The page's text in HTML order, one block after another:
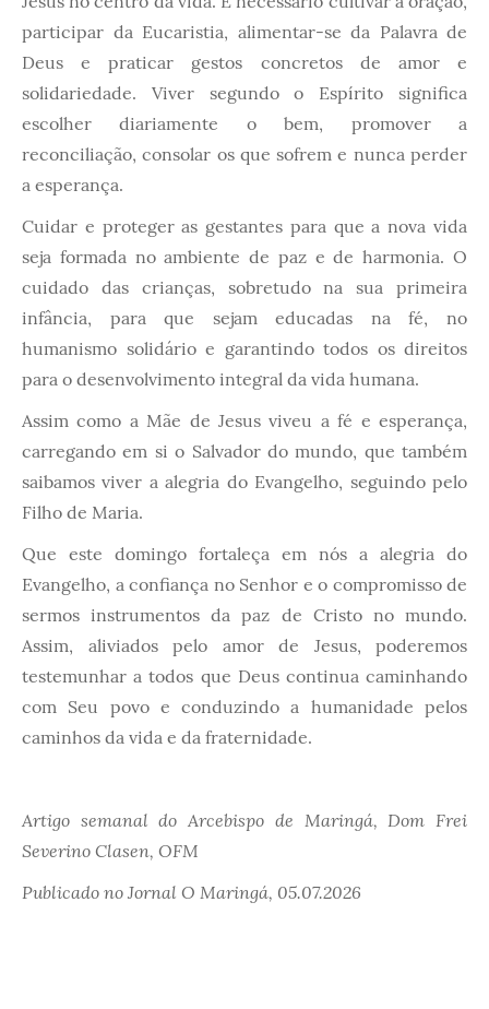
participar da Eucaristia, alimentar-se da Palavra de
Deus e praticar gestos concretos de amor e
solidariedade. Viver segundo o Espírito significa
escolher diariamente o bem, promover a
reconciliação, consolar os que sofrem e nunca perder
a esperança.
Cuidar e proteger as gestantes para que a nova vida
seja formada no ambiente de paz e de harmonia. O
cuidado das crianças, sobretudo na sua primeira
infância, para que sejam educadas na fé, no
humanismo solidário e garantindo todos os direitos
para o desenvolvimento integral da vida humana.
Assim como a Mãe de Jesus viveu a fé e esperança,
carregando em si o Salvador do mundo, que também
saibamos viver a alegria do Evangelho, seguindo pelo
Filho de Maria.
Que este domingo fortaleça em nós a alegria do
Evangelho, a confiança no Senhor e o compromisso de
sermos instrumentos da paz de Cristo no mundo.
Assim, aliviados pelo amor de Jesus, poderemos
testemunhar a todos que Deus continua caminhando
com Seu povo e conduzindo a humanidade pelos
caminhos da vida e da fraternidade.
Artigo semanal do Arcebispo de Maringá, Dom Frei
Severino Clasen, OFM
Publicado no Jornal O Maringá, 05.07.2026